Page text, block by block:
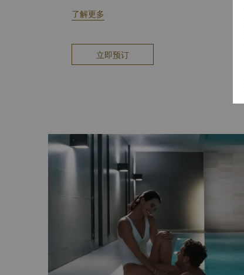
点击此处
了解更多
立即预订